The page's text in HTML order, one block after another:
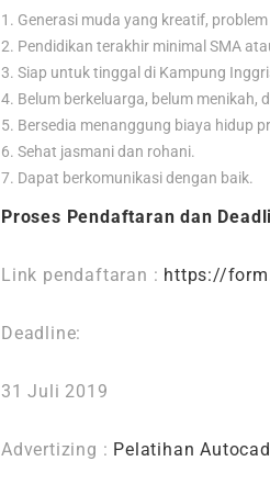
Generasi muda yang kreatif,
Pendidikan terakhir minimal SMA
Siap untuk tinggal di Kampung
Belum berkeluarga, belum menikah,
Bersedia menanggung biaya hidup
Sehat jasmani dan rohani.
Dapat berkomunikasi dengan baik.
Proses Pendaftaran dan
Link pendaftaran : https://
Deadline:
31 Juli 2019
Advertizing : Pelatihan Autocad